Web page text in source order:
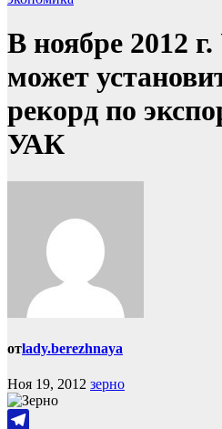
В ноябре 2012
может
рекорд по
УАК
отlady.berezhnaya
Ноя 19, 2012 зерно